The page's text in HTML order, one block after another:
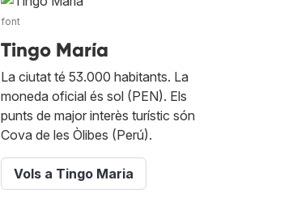
font
Tingo María
La ciutat té 53.000 habitants. La
moneda oficial és sol (PEN). Els
punts de major interès turístic són
Cova de les Òlibes (Perú).
Vols a Tingo Maria